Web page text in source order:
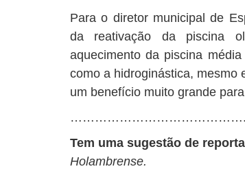
Para o diretor municipal de
da reativação da piscina
aquecimento da piscina
como a hidroginástica, mesmo
um benefício muito grande
Tem uma sugestão de
Holambrense.